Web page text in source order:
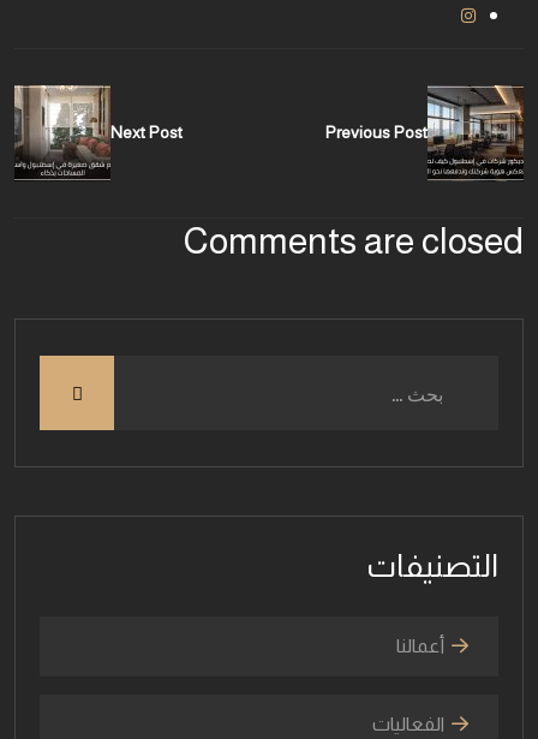
Previous Post
Next Post
Comments are closed
التصنيفات
أعمالنا
الفعاليات